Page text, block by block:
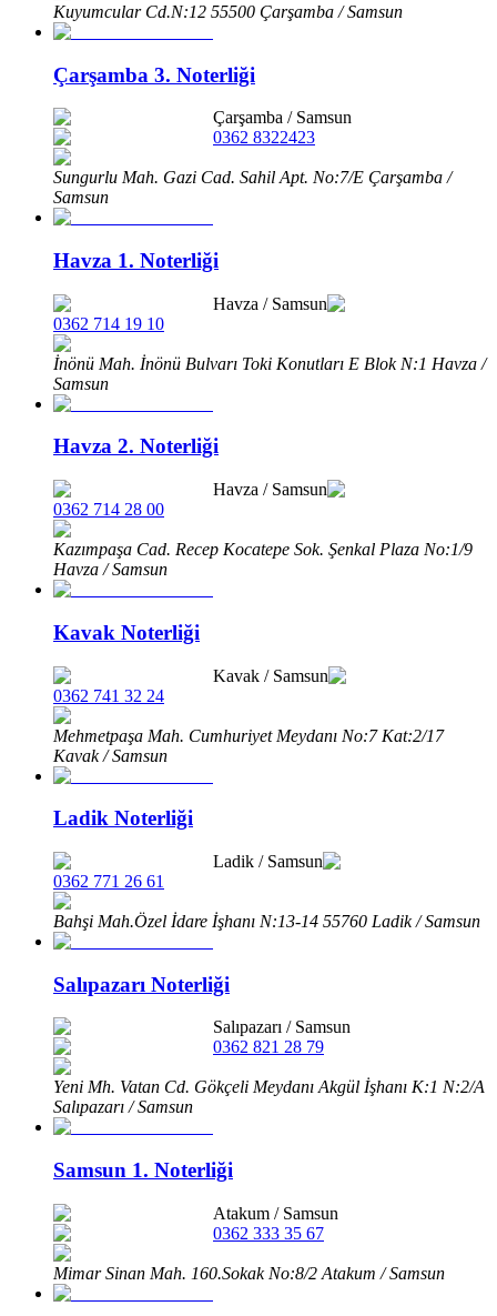
Kuyumcular Cd.N:12 55500 Çarşamba / Samsun
Çarşamba 3. Noterliği
Çarşamba / Samsun
0362 8322423
Sungurlu Mah. Gazi Cad. Sahil Apt. No:7/E Çarşamba /
Samsun
Havza 1. Noterliği
Havza / Samsun
0362 714 19 10
İnönü Mah. İnönü Bulvarı Toki Konutları E Blok N:1 Havza /
Samsun
Havza 2. Noterliği
Havza / Samsun
0362 714 28 00
Kazımpaşa Cad. Recep Kocatepe Sok. Şenkal Plaza No:1/9
Havza / Samsun
Kavak Noterliği
Kavak / Samsun
0362 741 32 24
Mehmetpaşa Mah. Cumhuriyet Meydanı No:7 Kat:2/17
Kavak / Samsun
Ladik Noterliği
Ladik / Samsun
0362 771 26 61
Bahşi Mah.Özel İdare İşhanı N:13-14 55760 Ladik / Samsun
Salıpazarı Noterliği
Salıpazarı / Samsun
0362 821 28 79
Yeni Mh. Vatan Cd. Gökçeli Meydanı Akgül İşhanı K:1 N:2/A
Salıpazarı / Samsun
Samsun 1. Noterliği
Atakum / Samsun
0362 333 35 67
Mimar Sinan Mah. 160.Sokak No:8/2 Atakum / Samsun